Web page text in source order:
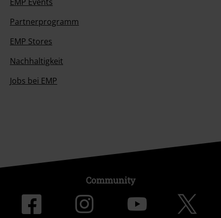
Partnerprogramm
EMP Stores
Nachhaltigkeit
Jobs bei EMP
Community